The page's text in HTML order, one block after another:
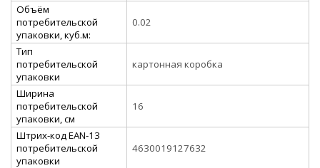
Объём
потребительской
упаковки, куб.м:
0.02
Тип
потребительской
упаковки
картонная коробка
Ширина
потребительской
упаковки, см
16
Штрих-код EAN-13
потребительской
упаковки
4630019127632